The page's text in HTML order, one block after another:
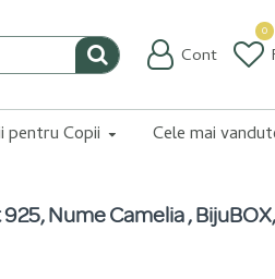
Cont
0
pentru Copii Cele mai
Nume Camelia ,